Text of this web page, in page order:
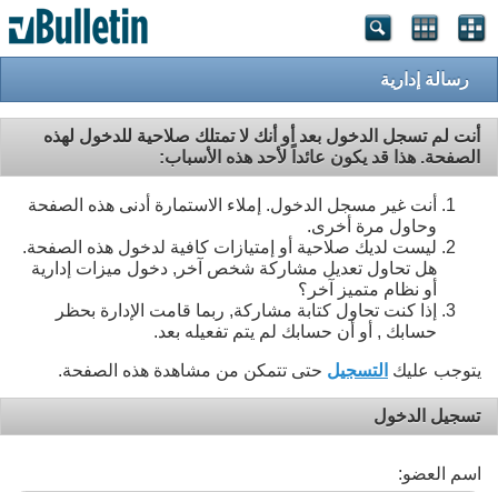
رسالة إدارية
أنت لم تسجل الدخول بعد أو أنك لا تمتلك صلاحية للدخول لهذه
الصفحة. هذا قد يكون عائداً لأحد هذه الأسباب:
أنت غير مسجل الدخول. إملاء الاستمارة أدنى هذه الصفحة
وحاول مرة أخرى.
ليست لديك صلاحية أو إمتيازات كافية لدخول هذه الصفحة.
هل تحاول تعديل مشاركة شخص آخر, دخول ميزات إدارية
أو نظام متميز آخر؟
إذا كنت تحاول كتابة مشاركة, ربما قامت الإدارة بحظر
حسابك , أو أن حسابك لم يتم تفعيله بعد.
يتوجب عليك التسجيل حتى تتمكن من مشاهدة هذه الصفحة.
تسجيل الدخول
اسم العضو: